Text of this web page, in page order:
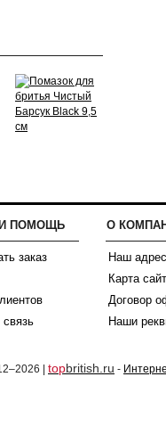
ПОМОЩЬ
заказ
О
Наш адрес
Карта
Договор
Наши
| topbritish.ru -